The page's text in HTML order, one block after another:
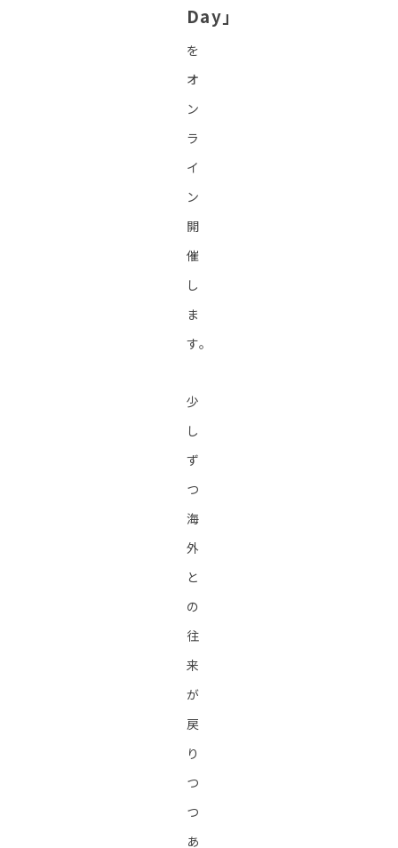
Day」
を
オ
ン
ラ
イ
ン
開
催
し
ま
す。
少
し
ず
つ
海
外
と
の
往
来
が
戻
り
つ
つ
あ